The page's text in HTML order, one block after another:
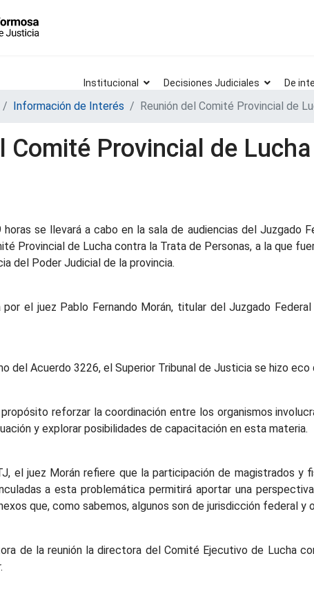
Institucional Decisiones Judiciales De
Información de Interés Reunión del Comité Provincial de
Comité Provincial de
horas se llevará a cabo en la sala de audiencias del
Provincial de Lucha contra la Trata de Personas, a la que
del Poder Judicial de la provincia.
el juez Pablo Fernando Morán, titular del Juzgado
del Acuerdo 3226, el Superior Tribunal de Justicia se hizo
reforzar la coordinación entre los organismos
y explorar posibilidades de capacitación en esta materia.
el juez Morán refiere que la participación de magistrados
a esta problemática permitirá aportar una
que, como sabemos, algunos son de jurisdicción federal y
de la reunión la directora del Comité Ejecutivo de Lucha